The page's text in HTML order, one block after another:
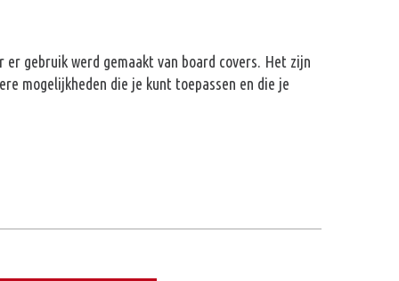
gebruik werd gemaakt van board covers. Het zijn
mogelijkheden die je kunt toepassen en die je